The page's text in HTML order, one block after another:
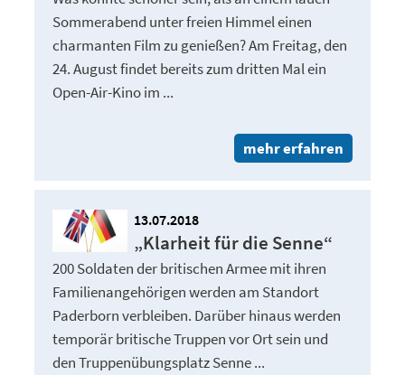
Sommerabend unter freien Himmel einen
charmanten Film zu genießen? Am Freitag, den
24. August findet bereits zum dritten Mal ein
Open-Air-Kino im ...
mehr erfahren
13.07.2018
„Klarheit für die Senne“
200 Soldaten der britischen Armee mit ihren
Familienangehörigen werden am Standort
Paderborn verbleiben. Darüber hinaus werden
temporär britische Truppen vor Ort sein und
den Truppenübungsplatz Senne ...